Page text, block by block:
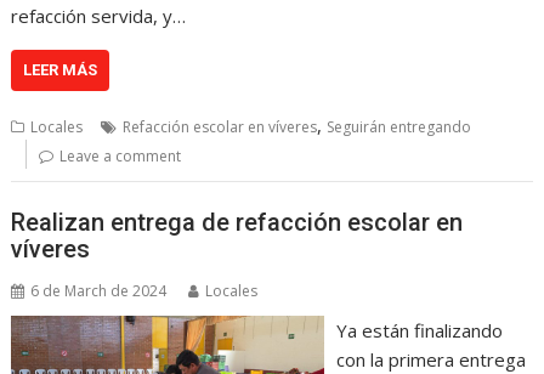
refacción servida, y…
LEER MÁS
Locales Refacción escolar en víveres, Seguirán entregando
Leave a comment
Realizan entrega de refacción escolar en
víveres
6 de March de 2024 Locales
Ya están finalizando
con la primera entrega